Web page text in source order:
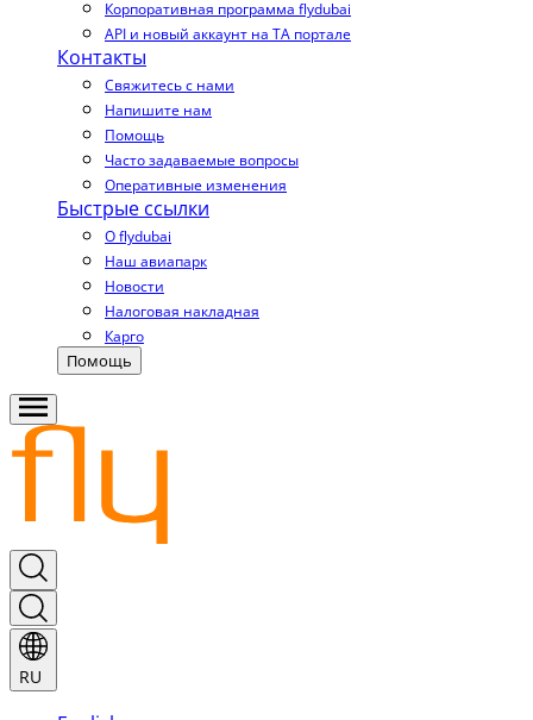
Корпоративная программа flydubai
API и новый аккаунт на TA портале
Контакты
Свяжитесь с нами
Напишите нам
Помощь
Часто задаваемые вопросы
Оперативные изменения
Быстрые ссылки
О flydubai
Наш авиапарк
Новости
Налоговая накладная
Карго
Помощь
RU